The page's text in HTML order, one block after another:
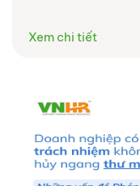
Xem chi tiết